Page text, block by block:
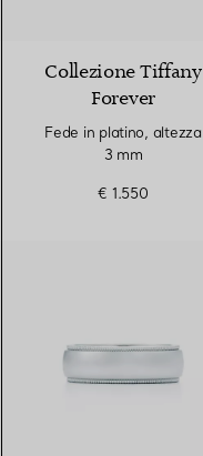
Collezione Tiffany
Forever
Fede in platino, altezza
3 mm
€ 1.550